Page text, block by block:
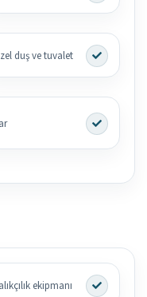
duş ve tuvalet
ekipmanı